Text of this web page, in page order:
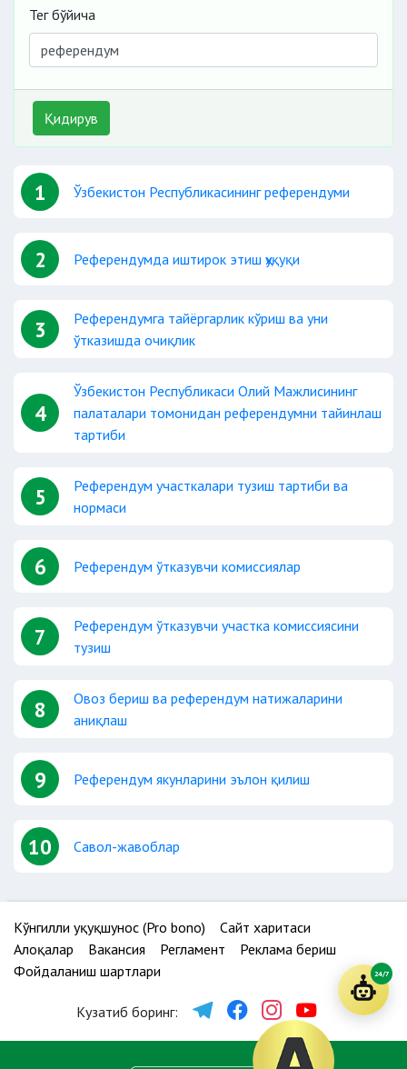
Тег бўйича
Қидирув
1 Ўзбекистон Республикасининг референдуми
2 Референдумда иштирок этиш ҳуқуқи
3
Референдумга тайёргарлик кўриш ва уни
ўтказишда очиқлик
4
Ўзбекистон Республикаси Олий Мажлисининг
палаталари томонидан референдумни тайинлаш
тартиби
5
Референдум участкалари тузиш тартиби ва
нормаси
6 Референдум ўтказувчи комиссиялар
7
Референдум ўтказувчи участка комиссиясини
тузиш
8
Овоз бериш ва референдум натижаларини
аниқлаш
9 Референдум якунларини эълон қилиш
10 Савол-жавоблар
Кўнгилли ҳуқуқшунос (Pro bono)
Сайт харитаси
Алоқалар
Вакансия Регламент
Реклама бериш
Фойдаланиш шартлари
Кузатиб боринг:
24/7